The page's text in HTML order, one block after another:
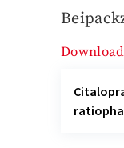
Download